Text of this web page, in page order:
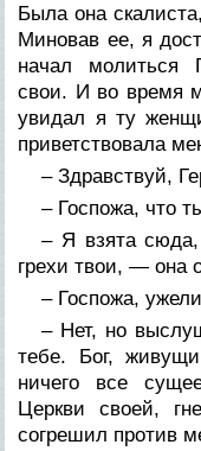
Была она
Миновав ее, я
начал молиться
свои. И во время
увидал я ту
приветствовала
– Здравствуй,
– Госпожа, что
– Я взята
грехи твои, — она
– Госпожа,
– Нет, но
тебе. Бог,
ничего все
Церкви своей,
согрешил против